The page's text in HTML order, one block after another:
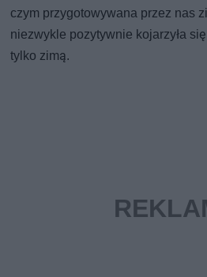
czym przygotowywana przez nas
niezwykle pozytywnie kojarzyła
tylko zimą.